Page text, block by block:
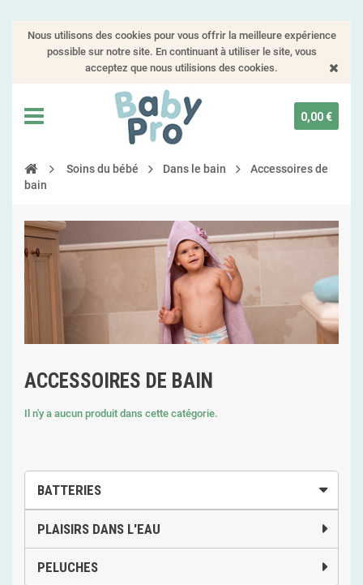
Nous utilisons des cookies pour vous offrir la meilleure expérience
possible sur notre site. En continuant à utiliser le site, vous
acceptez que nous utilisions des cookies.
0,00 €
Soins du bébé Dans le bain
Accessoires de
bain
BATTERIES
PLAISIRS DANS L'EAU
PELUCHES
ACCESSOIRES DE BAIN
Il n'y a aucun produit dans cette catégorie.